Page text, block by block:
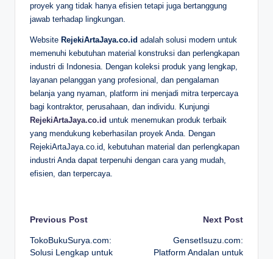
proyek yang tidak hanya efisien tetapi juga bertanggung
jawab terhadap lingkungan.
Website RejekiArtaJaya.co.id adalah solusi modern untuk
memenuhi kebutuhan material konstruksi dan perlengkapan
industri di Indonesia. Dengan koleksi produk yang lengkap,
layanan pelanggan yang profesional, dan pengalaman
belanja yang nyaman, platform ini menjadi mitra terpercaya
bagi kontraktor, perusahaan, dan individu. Kunjungi
RejekiArtaJaya.co.id untuk menemukan produk terbaik
yang mendukung keberhasilan proyek Anda. Dengan
RejekiArtaJaya.co.id, kebutuhan material dan perlengkapan
industri Anda dapat terpenuhi dengan cara yang mudah,
efisien, dan terpercaya.
Post
navigation
Previous Post
TokoBukuSurya.com:
Solusi Lengkap untuk
Next Post
GensetIsuzu.com:
Platform Andalan untuk